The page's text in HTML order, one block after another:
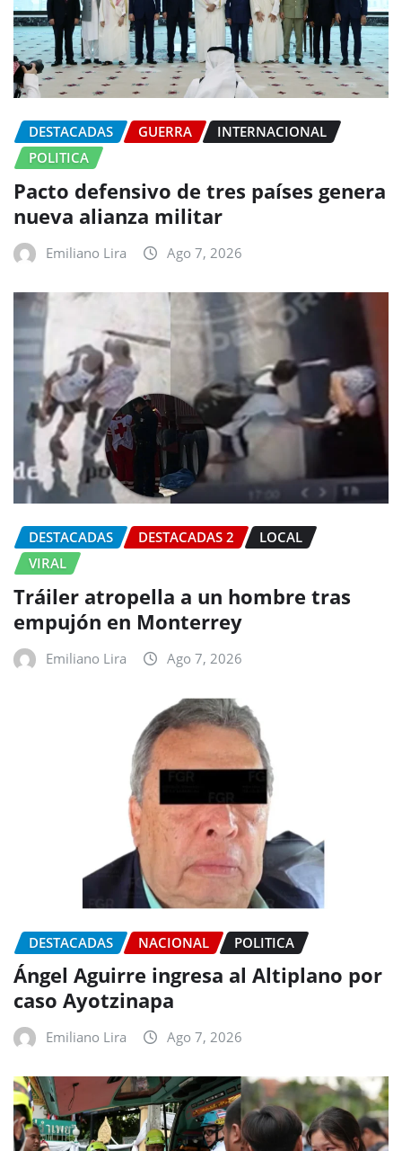
DESTACADAS GUERRA
INTERNACIONAL
POLITICA
Pacto defensivo de tres países genera
nueva alianza militar
Emiliano Lira Ago 7, 2026
DESTACADAS DESTACADAS 2
LOCAL
VIRAL
Tráiler atropella a un hombre tras
empujón en Monterrey
Emiliano Lira Ago 7, 2026
DESTACADAS NACIONAL POLITICA
Ángel Aguirre ingresa al Altiplano por
caso Ayotzinapa
Emiliano Lira Ago 7, 2026